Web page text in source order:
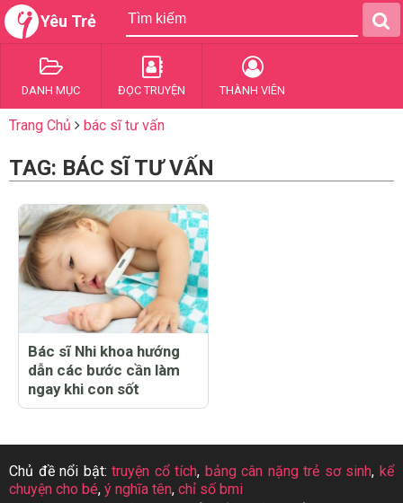
Yêu Trẻ
DANH MỤC ĐỌC TRUYỆN THÀNH VIÊN
Trang Chủ bác sĩ tư vấn
TAG: BÁC SĨ TƯ VẤN
Bác sĩ Nhi khoa hướng
dẫn các bước cần làm
ngay khi con sốt
Chủ đề nổi bật:truyện cổ tích, bảng cân nặng trẻ sơ sinh,kể
chuyện cho bé, ý nghĩa tên, chỉ số bmi